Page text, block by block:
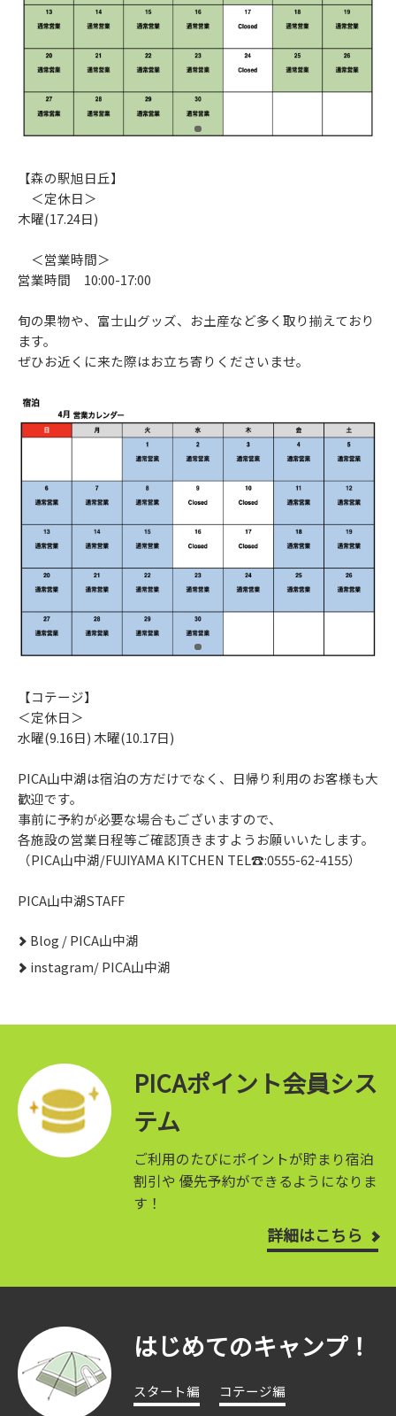
【森の駅旭日丘】
＜定休日＞
木曜(17.24日)
＜営業時間＞
営業時間 10:00-17:00
旬の果物や、富士山グッズ、お土産など多く取り揃えており
ます。
ぜひお近くに来た際はお立ち寄りくださいませ。
【コテージ】
＜定休日＞
水曜(9.16日) 木曜(10.17日)
PICA山中湖は宿泊の方だけでなく、日帰り利用のお客様も大
歓迎です。
事前に予約が必要な場合もございますので、
各施設の営業日程等ご確認頂きますようお願いいたします。
（PICA山中湖/FUJIYAMA KITCHEN TEL☎:0555-62-4155）
PICA山中湖STAFF
Blog / PICA山中湖
instagram/ PICA山中湖
PICAポイント会員シス
テム
ご利用のたびにポイントが貯まり宿泊
割引や 優先予約ができるようになりま
す！
詳細はこちら
はじめてのキャンプ！
スタート編
コテージ編